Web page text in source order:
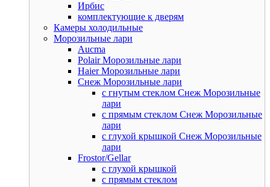
Ирбис
комплектующие к дверям
Камеры холодильные
Морозильные лари
Aucma
Polair Морозильные лари
Haier Морозильные лари
Снеж Морозильные лари
с гнутым стеклом Снеж Морозильные
лари
с прямым стеклом Снеж Морозильные
лари
с глухой крышкой Снеж Морозильные
лари
Frostor/Gellar
с глухой крышкой
с прямым стеклом